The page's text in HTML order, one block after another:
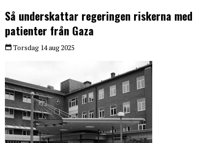
Så underskattar regeringen riskerna med
patienter från Gaza
Torsdag 14 aug 2025